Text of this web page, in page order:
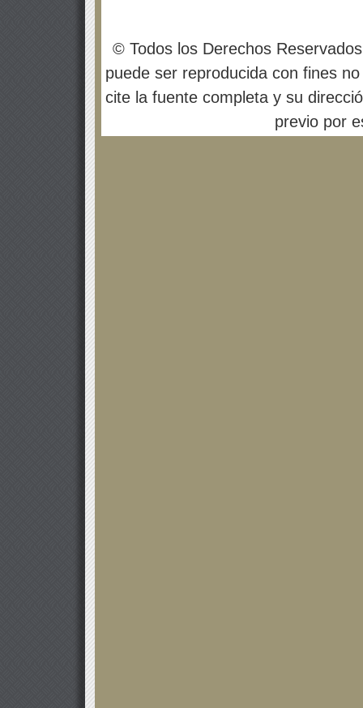
© Todos los Derechos
puede ser reproducida con fines
cite la fuente completa y su
previo por